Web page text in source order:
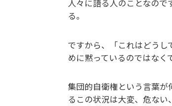
人々に語る人のことなの
る。
ですから、「これはどう
めに黙っているのではなく
集団的自衛権という言葉が
るこの状況は大変、危ない